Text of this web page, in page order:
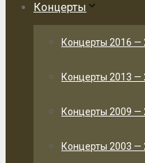
Концерты
Концерты 2016 —
Концерты 2013 —
Концерты 2009 —
Концерты 2003 —